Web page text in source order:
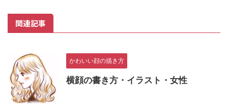
関連記事
かわいい顔の描き方
横顔の書き方・イラスト・女性